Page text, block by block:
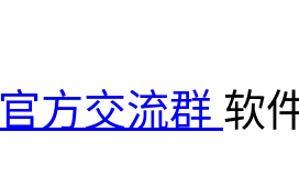
官方交流群 软